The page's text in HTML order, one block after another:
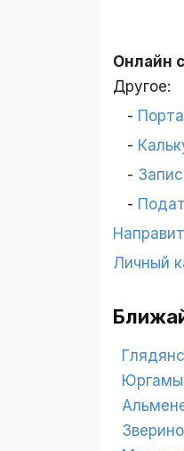
Онлайн
Другое:
Личный